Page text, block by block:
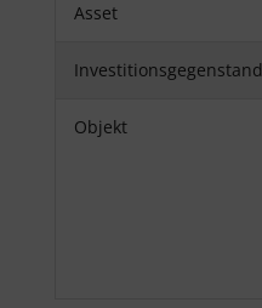
Asset
Investitionsgegenstand
Objekt